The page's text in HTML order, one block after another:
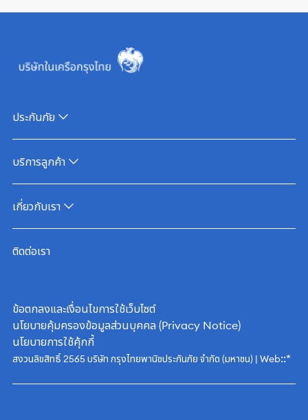
ประกันภัย
บริการลูกค้า
เกี่ยวกับเรา
ติดต่อเรา
ข้อตกลงและเงื่อนไขการใช้เว็บไซต์
นโยบายคุ้มครองข้อมูลส่วนบุคคล (Privacy Notice)
นโยบายการใช้คุ้กกี้
สงวนลิขสิทธิ์ 2565 บริษัท กรุงไทยพานิชประกันภัย จำกัด (มหาชน) | Web::*